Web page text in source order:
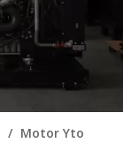
/ Motor Yto